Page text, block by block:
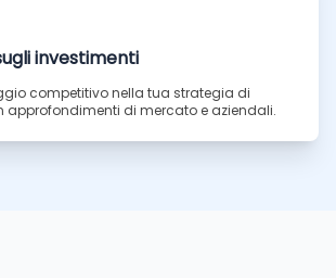
investimenti
competitivo nella tua strategia di
approfondimenti di mercato e aziendali.